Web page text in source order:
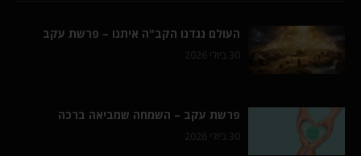
העולם נגדנו הקב"ה איתנו – פרשת עקב
30 ביולי 2026
פרשת עקב – השמחה שמביאה ברכה
30 ביולי 2026